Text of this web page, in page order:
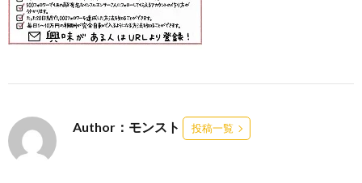
Author：モンスト 投稿一覧